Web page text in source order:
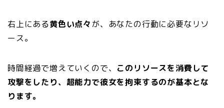
右上にある黄色い点々 が、あなたの行動に必要なリソ
ース。
時間経過で増えていくので、 このリソースを消費して
攻撃をしたり、超能力で彼女を拘束するのが基本とな
ります。